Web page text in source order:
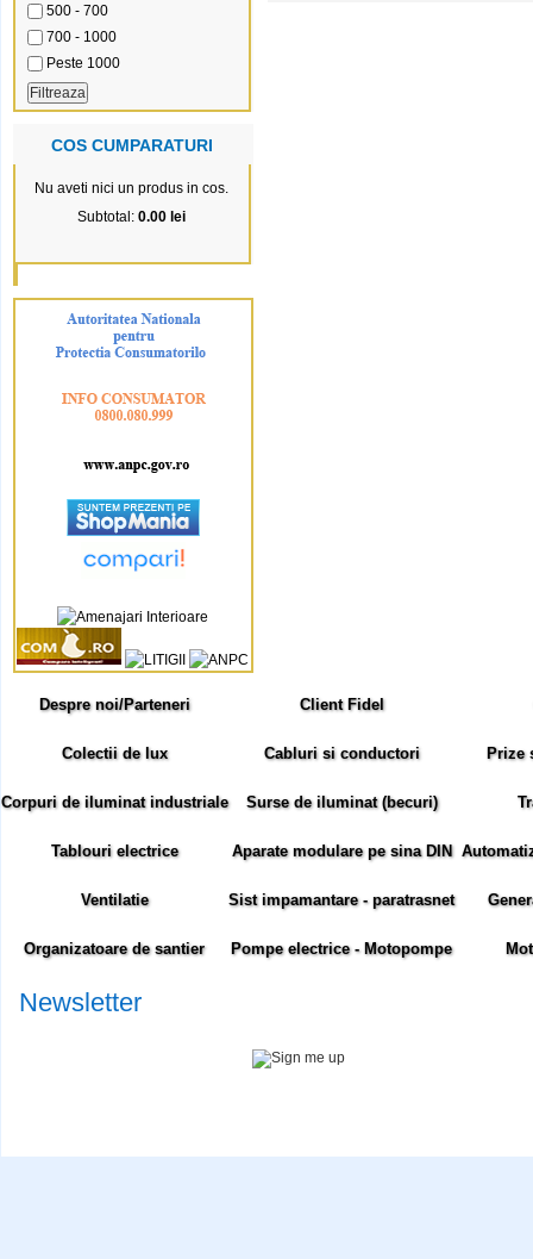
500 - 700
700 - 1000
Peste 1000
COS CUMPARATURI
Nu aveti nici un produs in cos.
Subtotal: 0.00 lei
Despre noi/Parteneri Client Fidel
Colectii de lux Cabluri si conductori Prize
Corpuri de iluminat industriale Surse de iluminat (becuri)
Tablouri electrice Aparate modulare pe sina DIN
Ventilatie Sist impamantare - paratrasnet
Organizatoare de santier Pompe electrice - Motopompe
Newsletter